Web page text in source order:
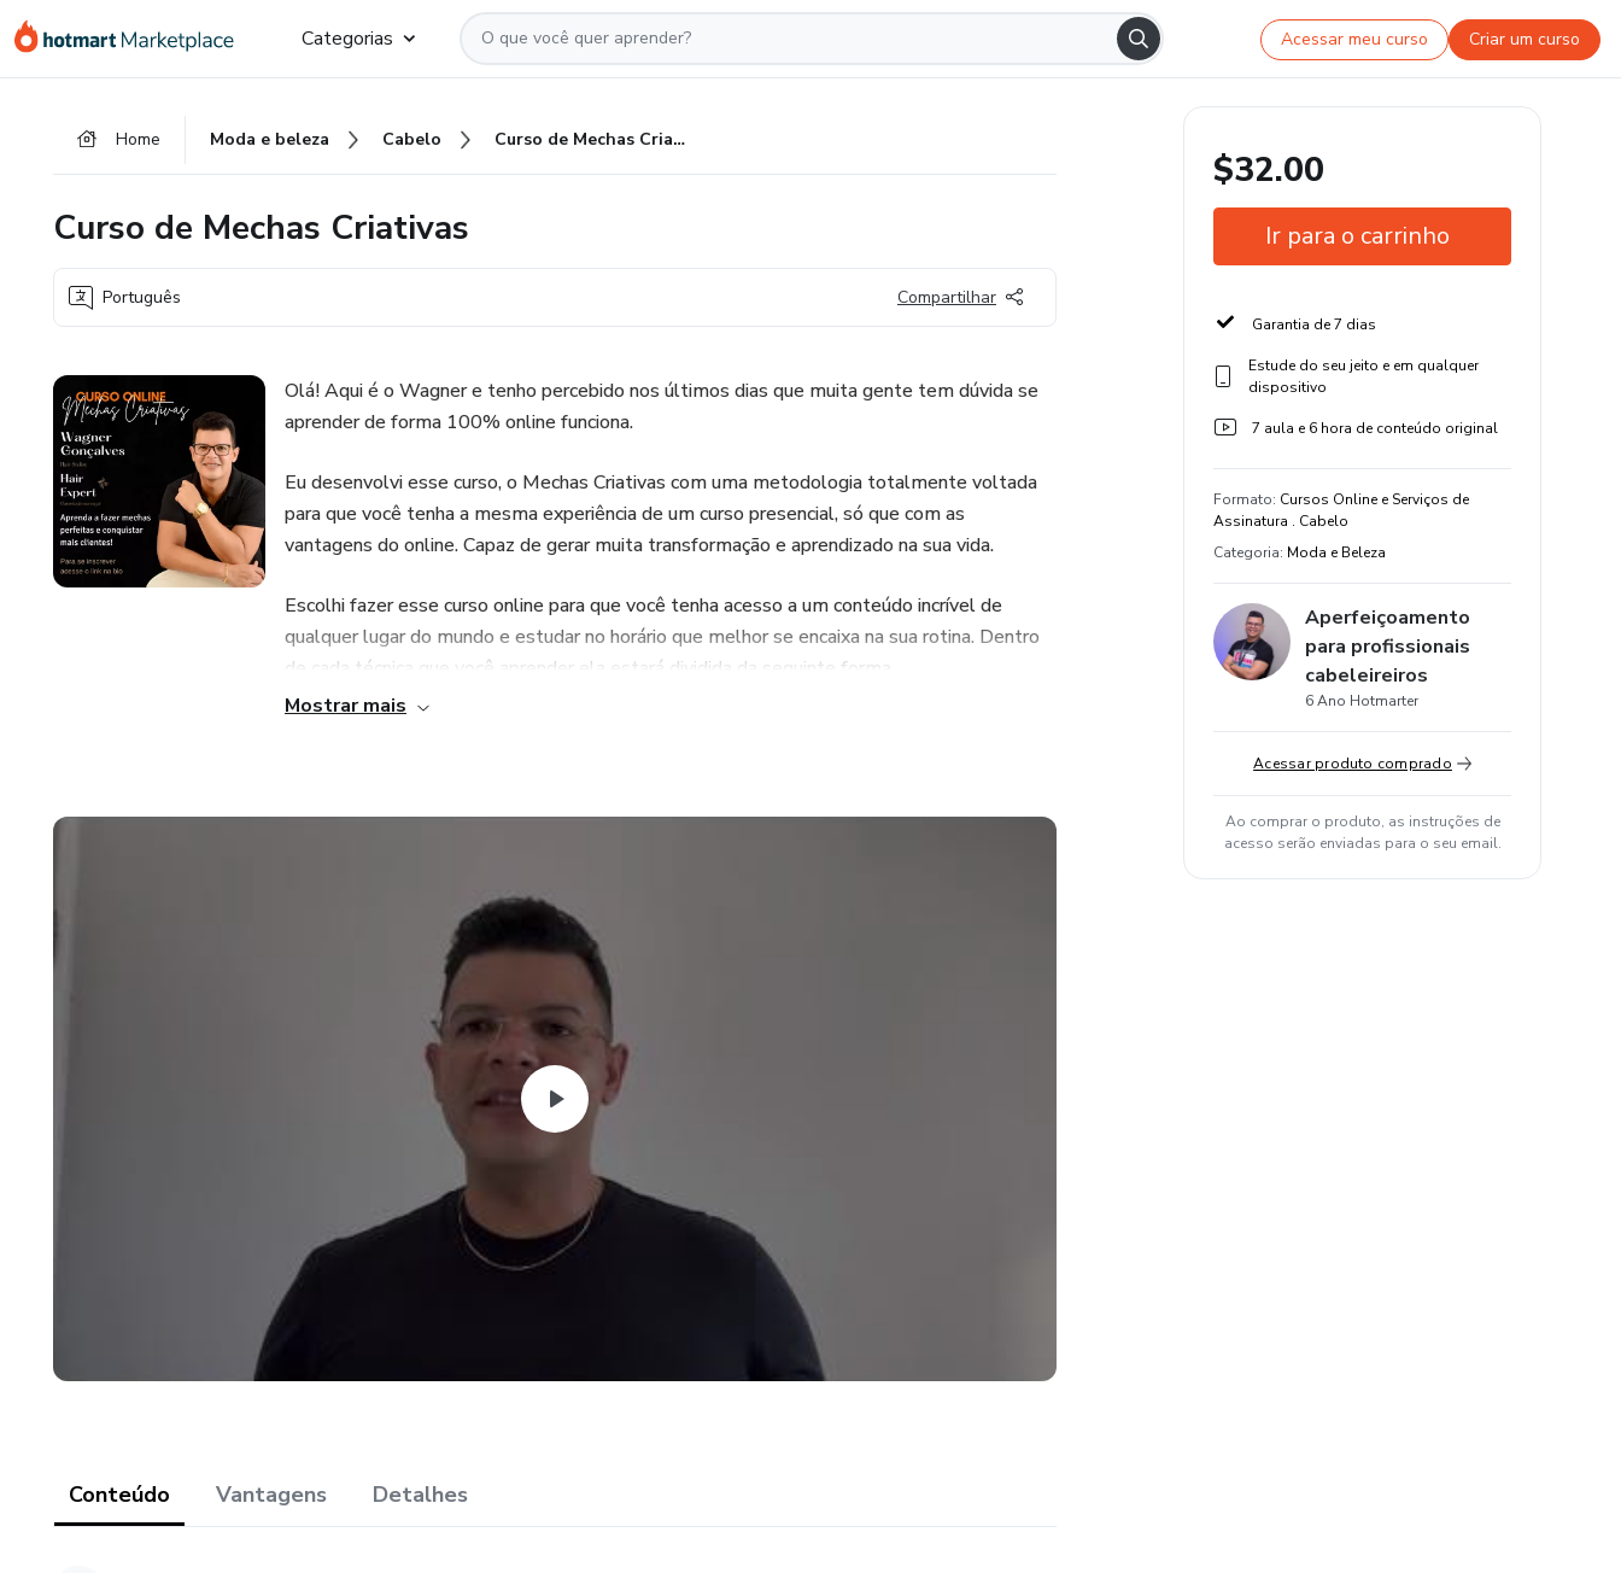
para
para
para
Categorias Acessar meu curso Criar um curso
Home Moda e beleza Cabelo Curso de Mechas Criativas
Curso de Mechas Criativas
Português Compartilhar
Olá! Aqui é o Wagner e tenho percebido nos últimos dias que muita gente tem dúvida se
aprender de forma 100% online funciona.
Eu desenvolvi esse curso, o Mechas Criativas com uma metodologia totalmente voltada
para que você tenha a mesma experiência de um curso presencial, só que com as
vantagens do online. Capaz de gerar muita transformação e aprendizado na sua vida.
Escolhi fazer esse curso online para que você tenha acesso a um conteúdo incrível de
qualquer lugar do mundo e estudar no horário que melhor se encaixa na sua rotina. Dentro
de cada técnica que você aprender ela estará dividida da seguinte forma.
• Esfumado de raiz, passagem de cor e blackout.
• Como fazer o baby liss Beach Waves
São 7 Aulas, 7 técnicas que você vai aprender, explicando detalhadamente cada etapa.
Mostrar mais
Conteúdo Vantagens Detalhes
$32.00
Ir para o carrinho
Garantia de 7 dias
Estude do seu jeito e em qualquer
dispositivo
7 aula e 6 hora de conteúdo original
Formato: Cursos Online e Serviços de
Assinatura . Cabelo
Categoria: Moda e Beleza
Aperfeiçoamento
para profissionais
cabeleireiros
6 Ano Hotmarter
Acessar produto comprado
Ao comprar o produto, as instruções de
acesso serão enviadas para o seu email.